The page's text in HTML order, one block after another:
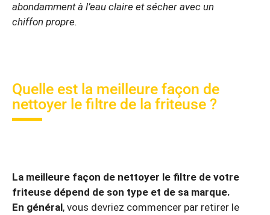
abondamment à l’eau claire et sécher avec un
chiffon propre.
Quelle est la meilleure façon de
nettoyer le filtre de la friteuse ?
La meilleure façon de nettoyer le filtre de votre
friteuse dépend de son type et de sa marque.
En général, vous devriez commencer par retirer le